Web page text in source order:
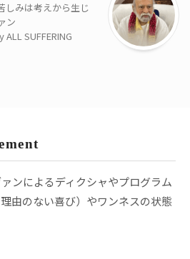
しみは考えから生じ
ン
ALL SUFFERING
ンによるディクシャやプログラム
由のない喜び）やワンネスの状態